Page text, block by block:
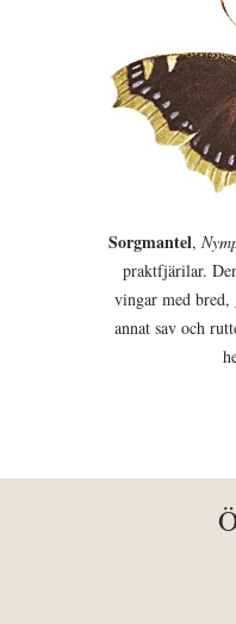
Sorgmantel,
praktfjärilar.
vingar med
annat sav och